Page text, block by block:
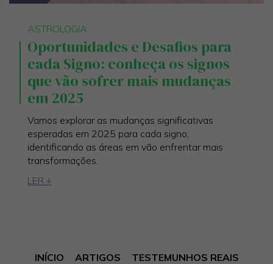
ASTROLOGIA
Oportunidades e Desafios para
cada Signo: conheça os signos
que vão sofrer mais mudanças
em 2025
Vamos explorar as mudanças significativas
esperadas em 2025 para cada signo,
identificando as áreas em vão enfrentar mais
transformações.
LER +
INÍCIO ARTIGOS
TESTEMUNHOS REAIS